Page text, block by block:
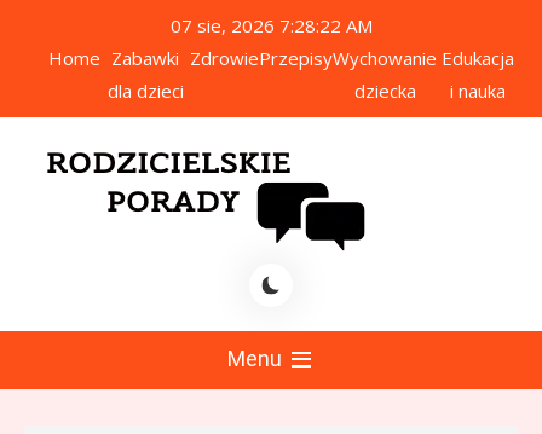
07 sie, 2026 7:28:22 AM
Home Zabawki
dla dzieci
ZdrowiePrzepisyWychowanie
dziecka
Edukacja
i nauka
Porady
Menu